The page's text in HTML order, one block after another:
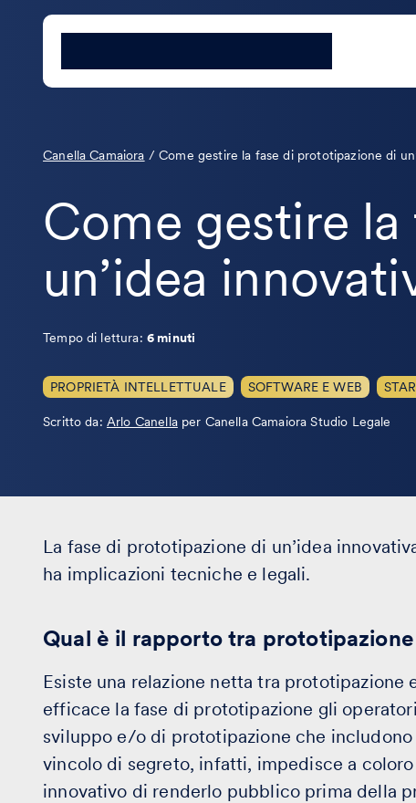
Canella Camaiora /Come gestire la fase di prototipazione di
Come gestire
un’idea
Tempo di lettura: 6 minuti
PROPRIETÀ INTELLETTUALE SOFTWARE E WEB
Scritto da: Arlo CanellaLeggi
per Canella Camaiora Studio Legale
La fase di prototipazione di un’idea
ha implicazioni tecniche e legali.
Qual è il rapporto tra
Esiste una relazione netta tra prototipazione
efficace la fase di prototipazione gli
sviluppo e/o di prototipazione che
vincolo di segreto, infatti, impedisce a
innovativo di renderlo pubblico prima della